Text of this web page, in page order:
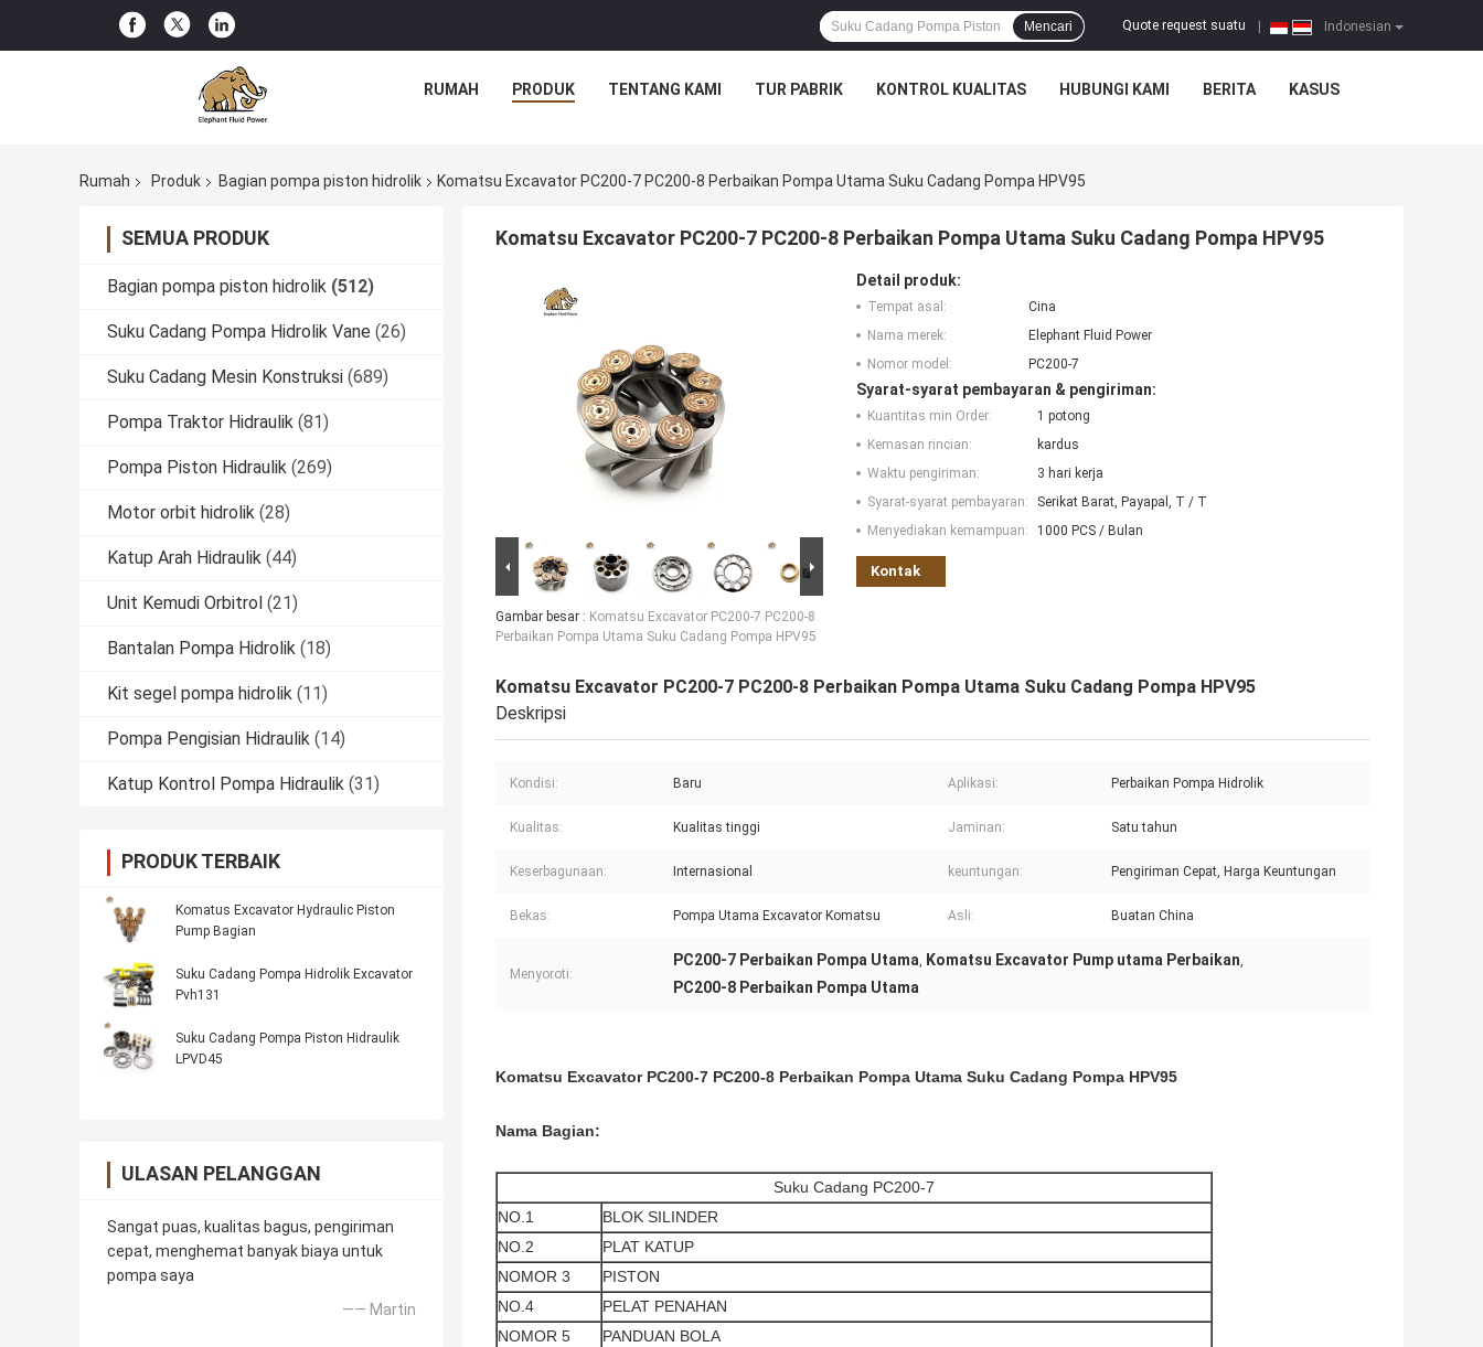
Indonesian
Quote request suatu
Mencari
RUMAH PRODUK TENTANG KAMI TUR PABRIK KONTROL KUALITAS HUBUNGI KAMI BERITA KASUS
Rumah Produk Bagian pompa piston hidrolik Komatsu Excavator PC200-7 PC200-8 Perbaikan Pompa Utama Suku Cadang Pompa HPV95
SEMUA PRODUK
Bagian pompa piston hidrolik (512)
Suku Cadang Pompa Hidrolik Vane (26)
Suku Cadang Mesin Konstruksi (689)
Pompa Traktor Hidraulik (81)
Pompa Piston Hidraulik (269)
Motor orbit hidrolik (28)
Katup Arah Hidraulik (44)
Unit Kemudi Orbitrol (21)
Bantalan Pompa Hidrolik (18)
Kit segel pompa hidrolik (11)
Pompa Pengisian Hidraulik (14)
Katup Kontrol Pompa Hidraulik (31)
PRODUK TERBAIK
Komatus Excavator Hydraulic Piston
Pump Bagian
Suku Cadang Pompa Hidrolik Excavator
Pvh131
Suku Cadang Pompa Piston Hidraulik
LPVD45
ULASAN PELANGGAN
Sangat puas, kualitas bagus, pengiriman
cepat, menghemat banyak biaya untuk
pompa saya
—— Martin
Komatsu Excavator PC200-7 PC200-8 Perbaikan Pompa Utama Suku Cadang Pompa HPV95
Gambar besar : Komatsu Excavator PC200-7 PC200-8
Perbaikan Pompa Utama Suku Cadang Pompa HPV95
Detail produk:
Tempat asal:
Cina
Nama merek:
Elephant Fluid Power
Nomor model:
PC200-7
Syarat-syarat pembayaran & pengiriman:
Kuantitas min Order:
1 potong
Kemasan rincian:
kardus
Waktu pengiriman:
3 hari kerja
Syarat-syarat pembayaran:
Serikat Barat, Payapal, T / T
Menyediakan kemampuan:
1000 PCS / Bulan
Kontak
Komatsu Excavator PC200-7 PC200-8 Perbaikan Pompa Utama Suku Cadang Pompa HPV95
Deskripsi
Kondisi: Baru Aplikasi: Perbaikan Pompa Hidrolik
Kualitas: Kualitas tinggi Jaminan: Satu tahun
Keserbagunaan: Internasional keuntungan: Pengiriman Cepat, Harga Keuntungan
Bekas: Pompa Utama Excavator Komatsu Asli: Buatan China
Menyoroti:
PC200-7 Perbaikan Pompa Utama, Komatsu Excavator Pump utama Perbaikan,
PC200-8 Perbaikan Pompa Utama
Komatsu Excavator PC200-7 PC200-8 Perbaikan Pompa Utama Suku Cadang Pompa HPV95
Nama Bagian:
Suku Cadang PC200-7
NO.1
BLOK SILINDER
NO.2
PLAT KATUP
NOMOR 3
PISTON
NO.4
PELAT PENAHAN
NOMOR 5
PANDUAN BOLA